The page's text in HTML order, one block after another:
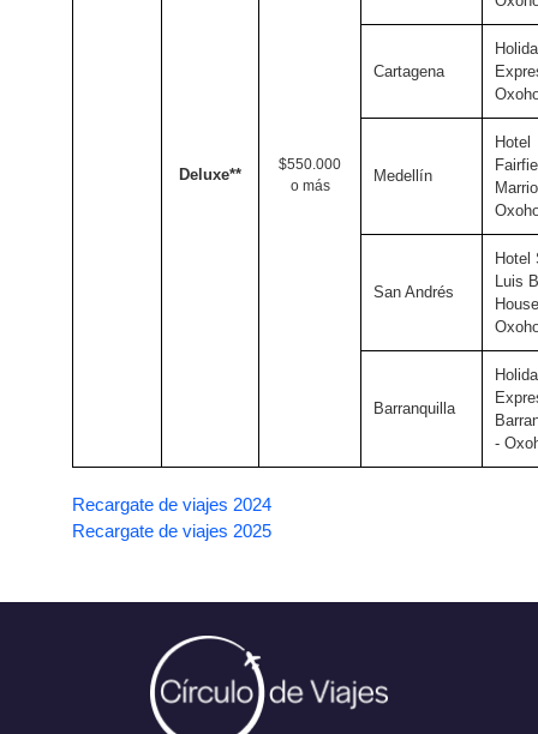
Deluxe**
$550.000
o más
Cartagena
Medellín
Hotel
San Andrés
Hotel
Luis
Barranquilla
-
Recargate de viajes 2024
Recargate de viajes 2025